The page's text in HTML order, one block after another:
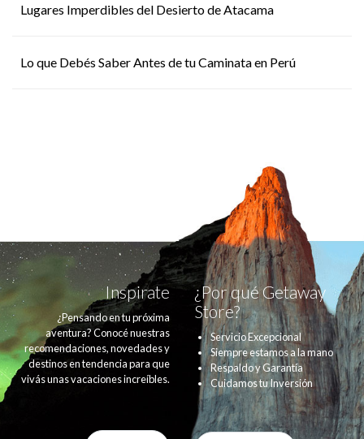
Lugares Imperdibles del Desierto de Atacama
Lo que Debés Saber Antes de tu Caminata en Perú
Inspirate
¿Pensando en tu próxima
aventura? Conocé nuestras
recomendaciones, novedades y
destinos en tendencia para que
vivás unas vacaciones increíbles.
¿Por qué Getaway
Store?
Servicio Excepcional
Siempre estamos a la mano
Respaldo y Garantía
Cuidamos tu Inversión